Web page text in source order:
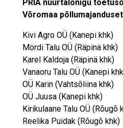
PRIA nuurtalonigu
Võromaa
Kivi Agro OÜ (Kanepi khk)
Mördi Talu OÜ (Räpinä khk)
Karel Kaldoja (Räpinä khk)
Vanaoru Talu OÜ (Kanepi
OÜ Karin (Vahtsõliina khk)
OÜ Juusa (Kanepi khk)
Kirikulaane Talu OÜ (Rõugõ
Reelika Puidak (Rõugõ khk)